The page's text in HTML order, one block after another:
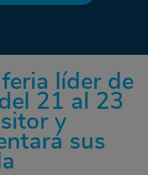
líder de
21 al 23
y
sus